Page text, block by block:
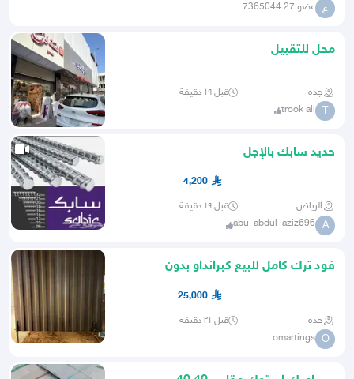
ع عضو 27 7365044
محل للتقبيل
جده قبل ١٩ دقيقة
T
trook ali
حديد سابك بالإجل
4,200
الرياض قبل ١٩ دقيقة
A
abu_abdul_aziz696
فود ترك كامل للبيع كبرانداو بدون
25,000
جده قبل ٢١ دقيقة
O
omartings